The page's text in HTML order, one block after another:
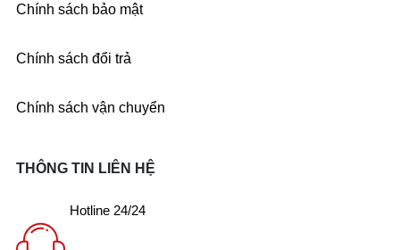
Chính sách bảo mật
Chính sách đổi trả
Chính sách vận chuyển
THÔNG TIN LIÊN HỆ
Hotline 24/24